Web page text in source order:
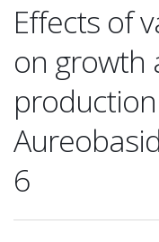
Effects of
on growth
6